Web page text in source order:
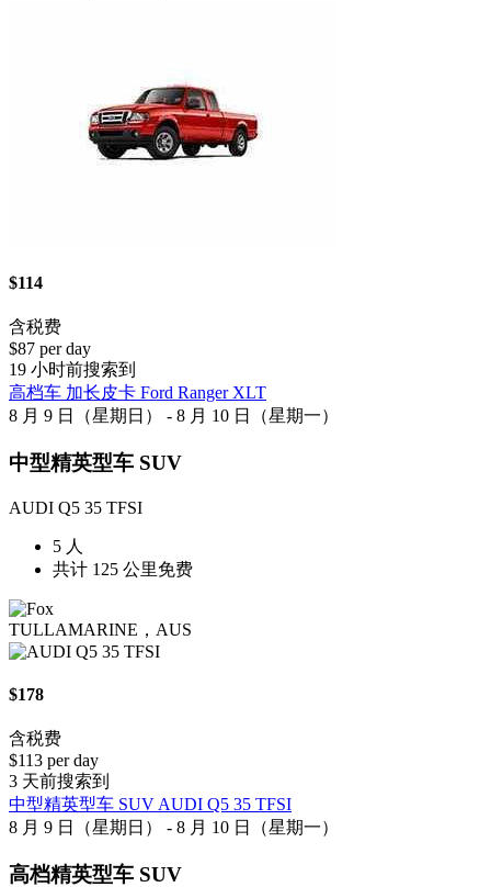
$114
含税费
$87 per day
19 小时前搜索到
高档车 加长皮卡 Ford Ranger XLT
8 月 9 日（星期日） - 8 月 10 日（星期一）
中型精英型车 SUV
AUDI Q5 35 TFSI
5 人
共计 125 公里免费
TULLAMARINE，AUS
$178
含税费
$113 per day
3 天前搜索到
中型精英型车 SUV AUDI Q5 35 TFSI
8 月 9 日（星期日） - 8 月 10 日（星期一）
高档精英型车 SUV